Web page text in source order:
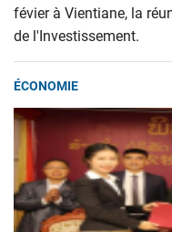
févier à Vientiane, la
de l'Investissement.
ÉCONOMIE